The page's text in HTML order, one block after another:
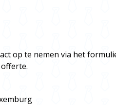
op te nemen via het